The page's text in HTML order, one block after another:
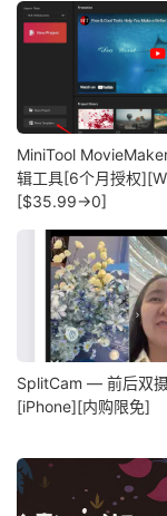
MiniTool
辑工具[6个月授权
[$35.99→0]
SplitCam — 前后双
[iPhone][内购限免]